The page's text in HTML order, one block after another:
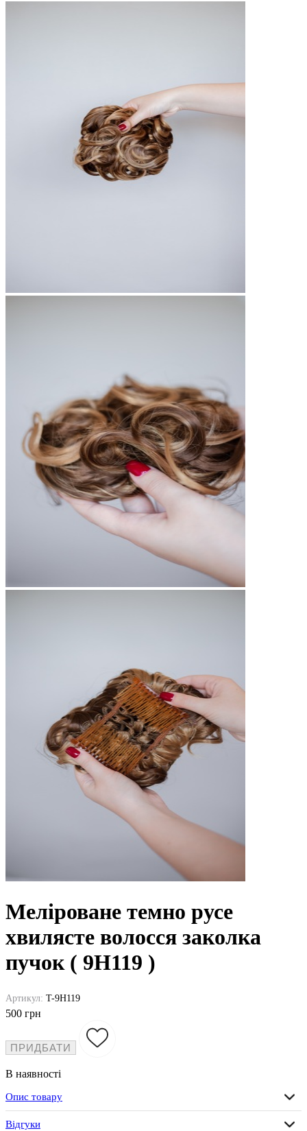
Меліроване темно русе
хвилясте волосся заколка
пучок ( 9H119 )
Артикул: T-9H119
500 грн
ПРИДБАТИ
В наявності
Опис товару
Відгуки